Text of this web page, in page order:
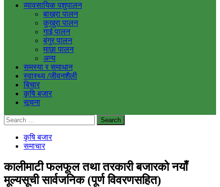
व्यावसायिक पशुपालन
बाख्रा पालन
कुखुरा पालन
गाई पालन
बंगुर पालन
माछा पालन
अन्य
समस्या र समाधान
स्वास्थ्य /जीवनशैली
बिचार
कृषि बजार
सूचना
Search
for:
कृषि बजार
समाचार
कालीमाटी फलफूल तथा तरकारी बजारको नयाँ
मूल्यसूची सार्वजनिक (पूर्ण विवरणसहित)